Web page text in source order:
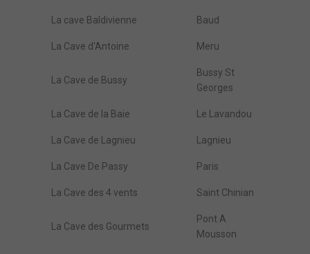
La cave Baldivienne Baud
La Cave d'Antoine Meru
La Cave de Bussy
Bussy St
Georges
La Cave de la Baie Le Lavandou
La Cave de Lagnieu Lagnieu
La Cave De Passy Paris
La Cave des 4 vents Saint Chinian
La Cave des Gourmets
Pont A
Mousson